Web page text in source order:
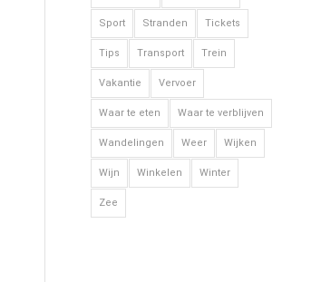
Sport Stranden Tickets
Tips Transport Trein
Vakantie Vervoer
Waar te eten Waar te verblijven
Wandelingen Weer Wijken
Wijn Winkelen Winter
Zee